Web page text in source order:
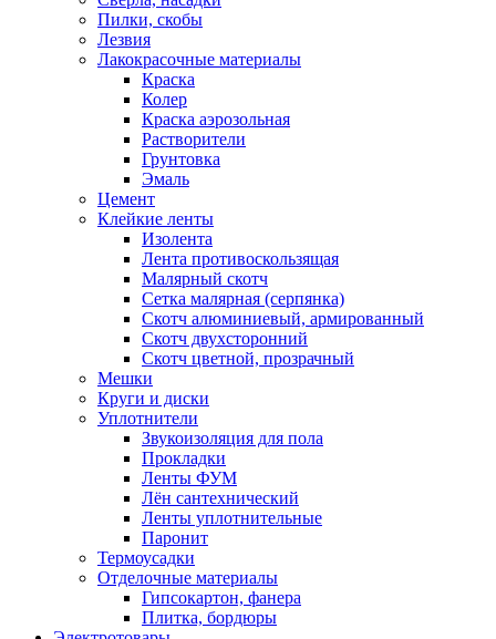
Пилки, скобы
Лезвия
Лакокрасочные материалы
Краска
Колер
Краска аэрозольная
Растворители
Грунтовка
Эмаль
Цемент
Клейкие ленты
Изолента
Лента противоскользящая
Малярный скотч
Сетка малярная (серпянка)
Скотч алюминиевый, армированный
Скотч двухсторонний
Скотч цветной, прозрачный
Мешки
Круги и диски
Уплотнители
Звукоизоляция для пола
Прокладки
Ленты ФУМ
Лён сантехнический
Ленты уплотнительные
Паронит
Термоусадки
Отделочные материалы
Гипсокартон, фанера
Плитка, бордюры